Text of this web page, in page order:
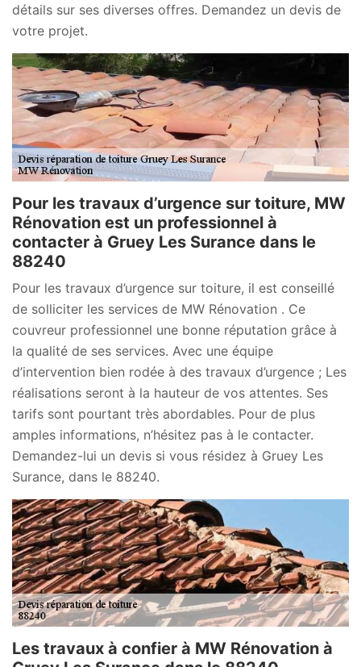
détails sur ses diverses offres. Demandez un devis de
votre projet.
Pour les travaux d’urgence sur toiture, MW
Rénovation est un professionnel à
contacter à Gruey Les Surance dans le
88240
Pour les travaux d’urgence sur toiture, il est conseillé
de solliciter les services de MW Rénovation . Ce
couvreur professionnel une bonne réputation grâce à
la qualité de ses services. Avec une équipe
d’intervention bien rodée à des travaux d’urgence ; Les
réalisations seront à la hauteur de vos attentes. Ses
tarifs sont pourtant très abordables. Pour de plus
amples informations, n’hésitez pas à le contacter.
Demandez-lui un devis si vous résidez à Gruey Les
Surance, dans le 88240.
Les travaux à confier à MW Rénovation à